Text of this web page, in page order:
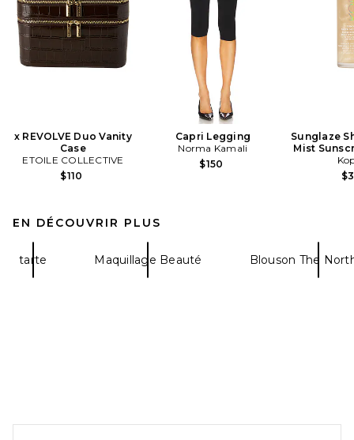
x REVOLVE Duo Vanity
Case
ETOILE COLLECTIVE
$110
Capri Legging
Norma Kamali
$150
Sunglaze
Mist
EN DÉCOUVRIR PLUS
tarte Maquillage Beauté Blouson The
FOOTER